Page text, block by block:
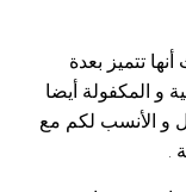
تتميز بعدة
و المكفولة أيضا
و الأنسب لكم مع
.